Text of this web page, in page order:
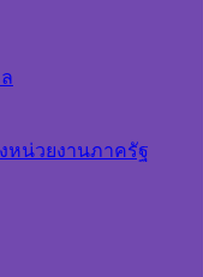
หน่วยงานภาครัฐ